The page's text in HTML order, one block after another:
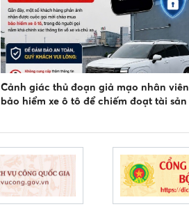
Cảnh giác thủ đoạn giả mạo nhân viên
bảo hiểm xe ô tô để chiếm đoạt tài sản